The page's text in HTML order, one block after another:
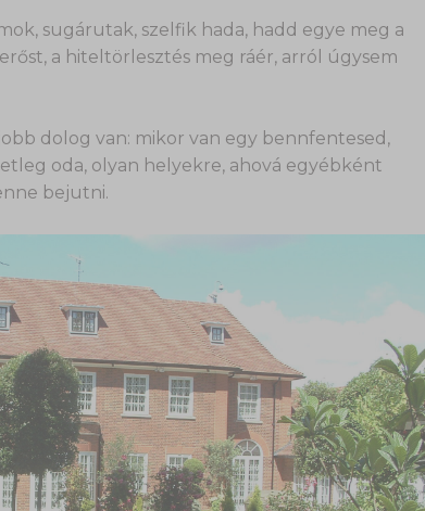
sugárutak, szelfik hada, hadd egye meg a
a hiteltörlesztés meg ráér, arról úgysem
dolog van: mikor van egy bennfentesed,
oda, olyan helyekre, ahová egyébként
bejutni.